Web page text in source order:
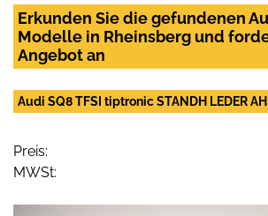
Erkunden Sie die gefundenen
Modelle in Rheinsberg und
Angebot an
Audi SQ8 TFSI tiptronic STANDH LEDER
Preis:
MWSt: